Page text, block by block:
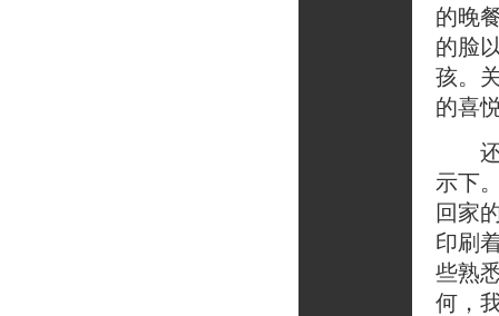
的晚
的脸
孩。
的喜
还
示下
回家
印刷
些熟
何，